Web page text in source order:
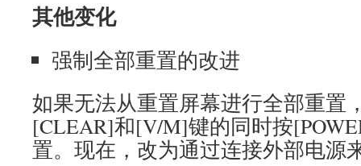
其他变化
强制全部重置的改进
如果无法从重置屏幕进行全部重置
[CLEAR]和[V/M]键的同时按
置。现在，改为通过连接外部电源